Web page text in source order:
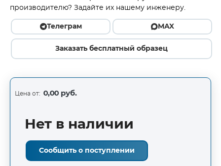
производителю? Задайте их нашему инженеру.
Телеграм MAX
Заказать бесплатный образец
Цена от: 0,00 руб.
Нет в наличии
Сообщить о поступлении